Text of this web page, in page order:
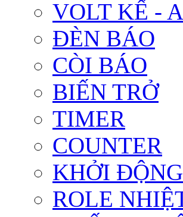
VOLT KẾ -
ĐÈN BÁO
CÒI BÁO
BIẾN TRỞ
TIMER
COUNTER
KHỞI
ROLE